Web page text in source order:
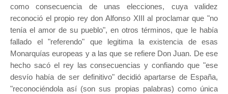
como consecuencia de unas elecciones, cuya validez
reconoció el propio rey don Alfonso XIII al proclamar que "no
tenía el amor de su pueblo", en otros términos, que le había
fallado el "referendo" que legitima la existencia de esas
Monarquías europeas y a las que se refiere Don Juan. De ese
hecho sacó el rey las consecuencias y confiando que "ese
desvío había de ser definitivo" decidió apartarse de España,
"reconociéndola así (son sus propias palabras) como única